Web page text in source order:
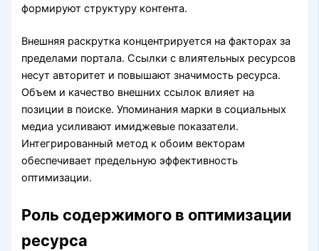
формируют структуру контента.
Внешняя раскрутка концентрируется на факторах за
пределами портала. Ссылки с влиятельных ресурсов
несут авторитет и повышают значимость ресурса.
Объем и качество внешних ссылок влияет на
позиции в поиске. Упоминания марки в социальных
медиа усиливают имиджевые показатели.
Интегрированный метод к обоим векторам
обеспечивает предельную эффективность
оптимизации.
Роль содержимого в оптимизации
ресурса